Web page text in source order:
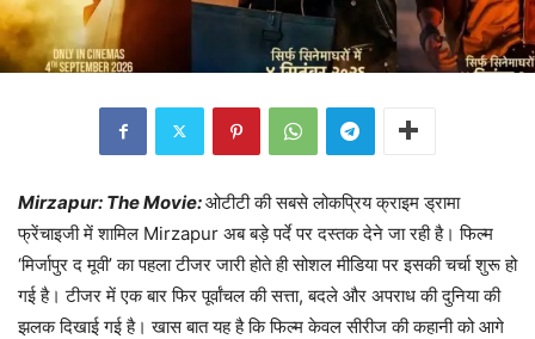
Mirzapur: The Movie:ओटीटी की सबसे लोकप्रिय क्राइम ड्रामा
फ्रेंचाइजी में शामिल Mirzapur अब बड़े पर्दे पर दस्तक देने जा रही है। फिल्म
‘मिर्जापुर द मूवी’ का पहला टीजर जारी होते ही सोशल मीडिया पर इसकी चर्चा शुरू हो
गई है। टीजर में एक बार फिर पूर्वांचल की सत्ता, बदले और अपराध की दुनिया की
झलक दिखाई गई है। खास बात यह है कि फिल्म केवल सीरीज की कहानी को आगे